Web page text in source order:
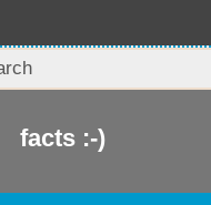
facts :-)